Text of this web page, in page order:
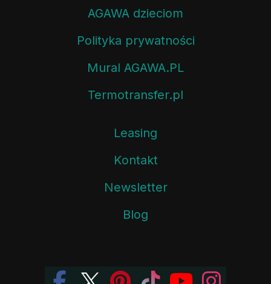
AGAWA dzieciom
Polityka prywatności
Mural AGAWA.PL
Termotransfer.pl
Leasing
Kontakt
Newsletter
Blog